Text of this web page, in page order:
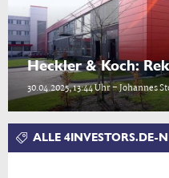
Heckler & Koch:
30.04.2025, 13:44 Uhr – Johannes
ALLE 4INVESTORS.DE-